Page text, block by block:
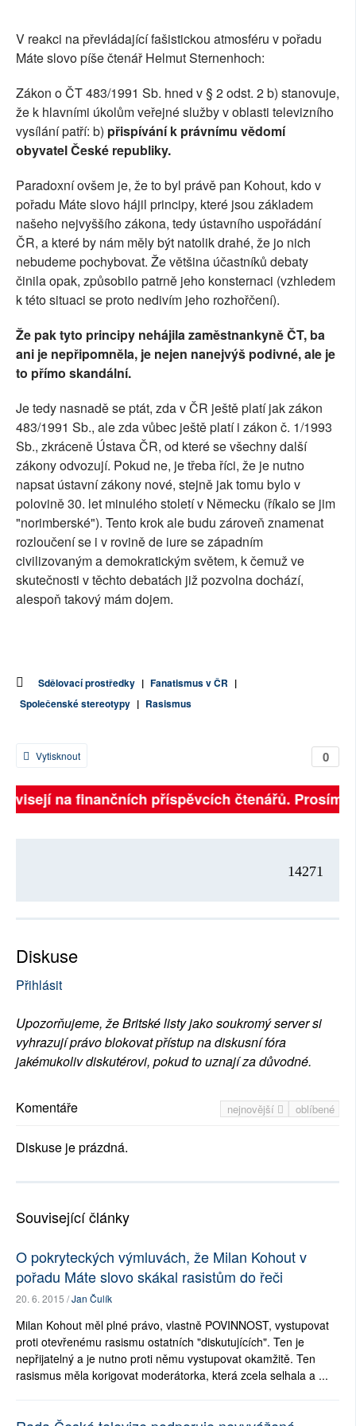
RUBRIKY
PLNÁ VERZE STRÁNEK
V reakci na převládající fašistickou atmosféru v pořadu
Máte slovo píše čtenář Helmut Sternenhoch:
Zákon o ČT 483/1991 Sb. hned v § 2 odst. 2 b) stanovuje,
že k hlavními úkolům veřejné služby v oblasti televizního
vysílání patří: b) přispívání k právnímu vědomí
obyvatel České republiky.
Paradoxní ovšem je, že to byl právě pan Kohout, kdo v
pořadu Máte slovo hájil principy, které jsou základem
našeho nejvyššího zákona, tedy ústavního uspořádání
ČR, a které by nám měly být natolik drahé, že jo nich
nebudeme pochybovat. Že většina účastníků debaty
činila opak, způsobilo patrně jeho konsternaci (vzhledem
k této situaci se proto nedivím jeho rozhořčení).
Že pak tyto principy nehájila zaměstnankyně ČT, ba
ani je nepřipomněla, je nejen nanejvýš podivné, ale je
to přímo skandální.
Je tedy nasnadě se ptát, zda v ČR ještě platí jak zákon
483/1991 Sb., ale zda vůbec ještě platí i zákon č. 1/1993
Sb., zkráceně Ústava ČR, od které se všechny další
zákony odvozují. Pokud ne, je třeba říci, že je nutno
napsat ústavní zákony nové, stejně jak tomu bylo v
polovině 30. let minulého století v Německu (říkalo se jim
"norimberské"). Tento krok ale budu zároveň znamenat
rozloučení se i v rovině de iure se západním
civilizovaným a demokratickým světem, k čemuž ve
skutečnosti v těchto debatách již pozvolna dochází,
alespoň takový mám dojem.
Sdělovací prostředky | Fanatismus v ČR |
Společenské stereotypy | Rasismus
0
Vytisknout
na finančních příspěvcích čtenářů.
14271
Diskuse
Přihlásit
Upozorňujeme, že Britské listy jako soukromý server si
vyhrazují právo blokovat přístup na diskusní fóra
jakémukoliv diskutérovi, pokud to uznají za důvodné.
nejnovější oblíbené
Komentáře
Diskuse je prázdná.
Související články
O pokryteckých výmluvách, že Milan Kohout v
pořadu Máte slovo skákal rasistům do řeči
20. 6. 2015 /Jan Čulík
Milan Kohout měl plné právo, vlastně POVINNOST, vystupovat
proti otevřenému rasismu ostatních "diskutujících". Ten je
nepřijatelný a je nutno proti němu vystupovat okamžitě. Ten
rasismus měla korigovat moderátorka, která zcela selhala a ...